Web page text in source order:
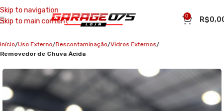
Skip to navigation
Skip to main content
0 R$
Início Uso Externo Descontaminação Vidros Externos
Removedor de Chuva Ácida